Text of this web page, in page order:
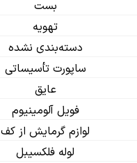
بست
تهویه
دسته‌بندی نشده
ساپورت تأسیساتی
عایق
فویل آلومینیوم
لوازم گرمایش از کف
لوله فلکسیبل